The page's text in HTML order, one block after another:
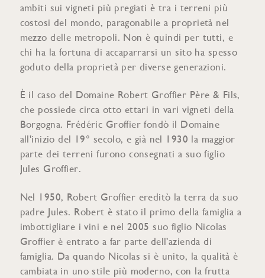
ambiti sui vigneti più pregiati è tra i terreni più
costosi del mondo, paragonabile a proprietà nel
mezzo delle metropoli. Non è quindi per tutti, e
chi ha la fortuna di accaparrarsi un sito ha spesso
goduto della proprietà per diverse generazioni.
È il caso del Domaine Robert Groffier Père & Fils,
che possiede circa otto ettari in vari vigneti della
Borgogna. Frédéric Groffier fondò il Domaine
all'inizio del 19° secolo, e già nel 1930 la maggior
parte dei terreni furono consegnati a suo figlio
Jules Groffier.
Nel 1950, Robert Groffier ereditò la terra da suo
padre Jules. Robert è stato il primo della famiglia a
imbottigliare i vini e nel 2005 suo figlio Nicolas
Groffier è entrato a far parte dell'azienda di
famiglia. Da quando Nicolas si è unito, la qualità è
cambiata in uno stile più moderno, con la frutta